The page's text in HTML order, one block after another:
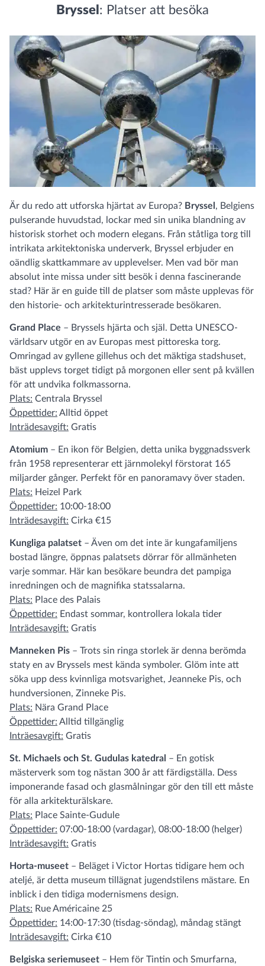
Bryssel : Platser att besöka
Är du redo att utforska hjärtat av Europa? Bryssel , Belgiens
pulserande huvudstad, lockar med sin unika blandning av
historisk storhet och modern elegans. Från ståtliga torg till
intrikata arkitektoniska underverk, Bryssel erbjuder en
oändlig skattkammare av upplevelser. Men vad bör man
absolut inte missa under sitt besök i denna fascinerande
stad? Här är en guide till de platser som måste upplevas för
den historie- och arkitekturintresserade besökaren.
Grand Place – Bryssels hjärta och själ. Detta UNESCO-
världsarv utgör en av Europas mest pittoreska torg.
Omringad av gyllene gillehus och det mäktiga stadshuset,
bäst upplevs torget tidigt på morgonen eller sent på kvällen
för att undvika folkmassorna.
Plats: Centrala Bryssel
Öppettider: Alltid öppet
Inträdesavgift: Gratis
Atomium – En ikon för Belgien, detta unika byggnadssverk
från 1958 representerar ett järnmolekyl förstorat 165
miljarder gånger. Perfekt för en panoramavy över staden.
Plats: Heizel Park
Öppettider: 10:00-18:00
Inträdesavgift: Cirka €15
Kungliga palatset – Även om det inte är kungafamiljens
bostad längre, öppnas palatsets dörrar för allmänheten
varje sommar. Här kan besökare beundra det pampiga
inredningen och de magnifika statssalarna.
Plats: Place des Palais
Öppettider: Endast sommar, kontrollera lokala tider
Inträdesavgift: Gratis
Manneken Pis – Trots sin ringa storlek är denna berömda
staty en av Bryssels mest kända symboler. Glöm inte att
söka upp dess kvinnliga motsvarighet, Jeanneke Pis, och
hundversionen, Zinneke Pis.
Plats: Nära Grand Place
Öppettider: Alltid tillgänglig
Inträesavgift: Gratis
St. Michaels och St. Gudulas katedral – En gotisk
mästerverk som tog nästan 300 år att färdigställa. Dess
imponerande fasad och glasmålningar gör den till ett måste
för alla arkitekturälskare.
Plats: Place Sainte-Gudule
Öppettider: 07:00-18:00 (vardagar), 08:00-18:00 (helger)
Inträdesavgift: Gratis
Horta-museet – Beläget i Victor Hortas tidigare hem och
ateljé, är detta museum tillägnat jugendstilens mästare. En
inblick i den tidiga modernismens design.
Plats: Rue Américaine 25
Öppettider: 14:00-17:30 (tisdag-söndag), måndag stängt
Inträdesavgift: Cirka €10
Belgiska seriemuseet – Hem för Tintin och Smurfarna,